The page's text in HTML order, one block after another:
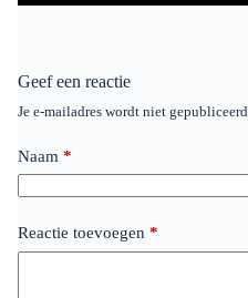
Geef een reactie
Je e-mailadres wordt niet gepubliceerd.
Naam *
Reactie toevoegen *